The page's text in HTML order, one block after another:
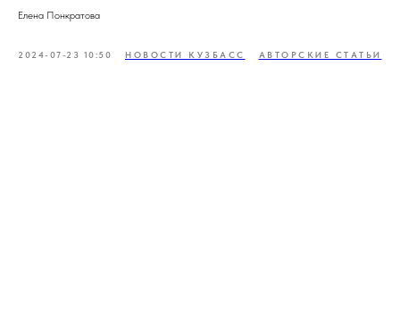
Елена Понкратова
2024-07-23 10:50 НОВОСТИ КУЗБАСС АВТОРСКИЕ СТАТЬИ